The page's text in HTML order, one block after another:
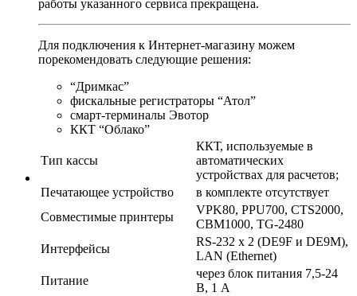
работы указанного сервиса прекращена.
Для подключения к Интернет-магазину можем
порекомендовать следующие решения:
“Дримкас”
фискальные регистраторы “Атол”
смарт-терминалы Эвотор
ККТ “Облако”
Тип кассы
ККТ, используемые в
автоматических
устройствах для расчетов;
Печатающее устройство
в комплекте отсутствует
Совместимые принтеры
VPK80, PPU700, CTS2000,
CBM1000, TG-2480
Интерфейсы
RS-232 x 2 (DE9F и DE9M),
LAN (Ethernet)
Питание
через блок питания 7,5-24
В, 1 А